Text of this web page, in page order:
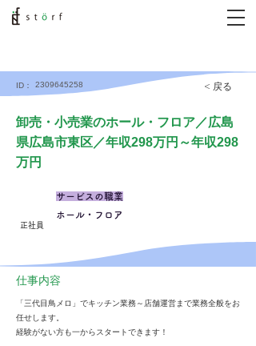
ID： 2309645258 < 戻る
卸売・小売業のホール・フロア／広島
県広島市東区／年収298万円～年収298
万円
正社員
サービスの職業
ホール・フロア
仕事内容
「三代目鳥メロ」でキッチン業務～店舗運営まで業務全般をお
任せします。
経験がない方も一からスタートできます！